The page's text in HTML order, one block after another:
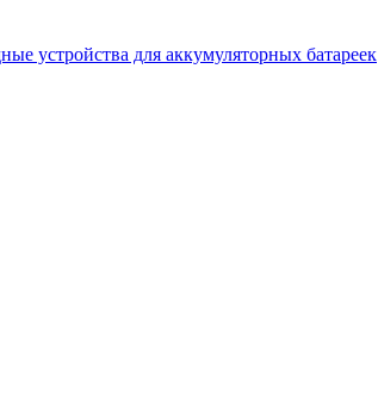
устройства для аккумуляторных батареек